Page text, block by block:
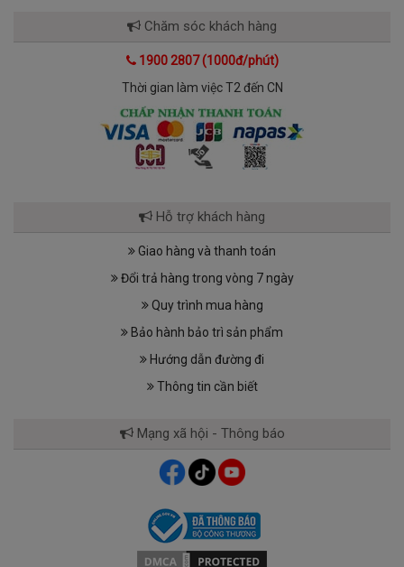
Chăm sóc khách hàng
1900 2807 (1000đ/phút)
Thời gian làm việc T2 đến CN
Hỗ trợ khách hàng
Giao hàng và thanh toán
Đổi trả hàng trong vòng 7 ngày
Quy trình mua hàng
Bảo hành bảo trì sản phẩm
Hướng dẫn đường đi
Thông tin cần biết
Mạng xã hội - Thông báo